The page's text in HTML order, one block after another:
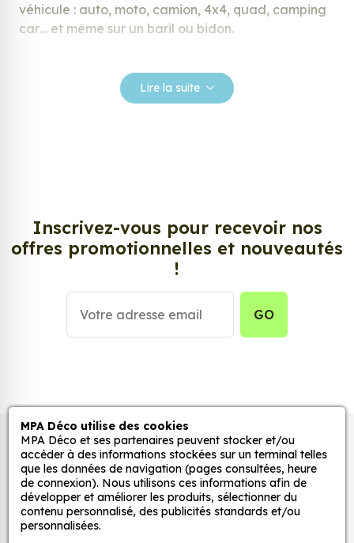
véhicule : auto, moto, camion, 4x4, quad, camping
car… et même sur un baril ou bidon.
répondre à vos attentes, laissez vous inspirer parmi
notre large gamme de stickers.
d’adhésifs ou de vinyle, sont tendances et très
populaires pour décorer votre intérieur ou votre
Personnalisez la surface de votre choix avec nos
Grâce à notre sélection de stickers et autocollants,
adaptez la décoration d’une pièce, d’une voiture,
d’un meuble, d’une porte et de toute autre surface,
et ce, à moindre coût et sans effort.
Quels sont les avantages de nos stickers
décoration ?
Une grande variété de motifs et de couleurs :
Lire la suite
Inscrivez-vous pour recevoir nos
offres promotionnelles et nouveautés
!
GO
Autocollants pour véhicules et stickers
décoratifs
MPA Déco
MPA Déco utilise des cookies
MPA Déco et ses partenaires peuvent stocker et/ou
accéder à des informations stockées sur un terminal telles
que les données de navigation (pages consultées, heure
de connexion). Nous utilisons ces informations afin de
développer et améliorer les produits, sélectionner du
contenu personnalisé, des publicités standards et/ou
personnalisées.